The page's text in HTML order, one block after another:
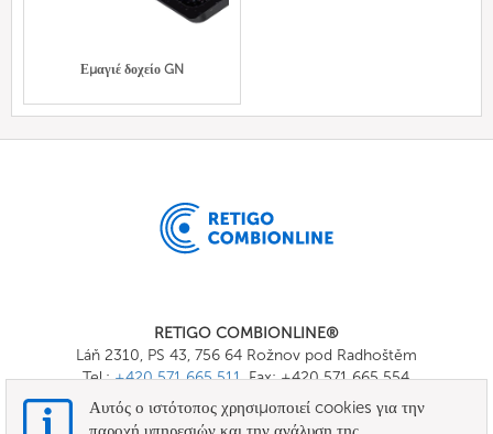
Εμαγιέ δοχείο GN
RETIGO COMBIONLINE®
Láň 2310, PS 43, 756 64 Rožnov pod Radhoštěm
Tel.:+420 571 665 511, Fax: +420 571 665 554
E-mail:
info@combionline.com
Αυτός ο ιστότοπος χρησιμοποιεί cookies για την